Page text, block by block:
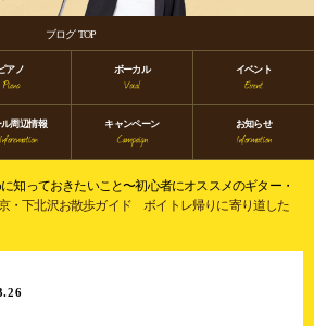
ブログ TOP
アノ ボーカル イベント
周辺情報 キャンペーン お知らせ
知っておきたいこと〜初心者にオススメのギター・
・下北沢お散歩ガイド ボイトレ帰りに寄り道した